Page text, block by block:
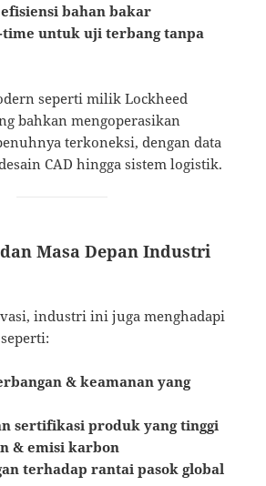
bahan bakar
untuk uji terbang tanpa
seperti milik Lockheed
bahkan mengoperasikan
terkoneksi, dengan data
CAD hingga sistem logistik.
Masa Depan Industri
industri ini juga menghadapi
& keamanan yang
sertifikasi produk yang tinggi
& emisi karbon
terhadap rantai pasok global